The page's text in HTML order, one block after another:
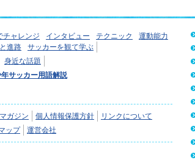
チャレンジ インタビュー テクニック
運動能力
進路
サッカーを観て学ぶ
身近な話題
サッカー用語解説
ガジン 個人情報保護方針
リンクについて
ップ 運営会社